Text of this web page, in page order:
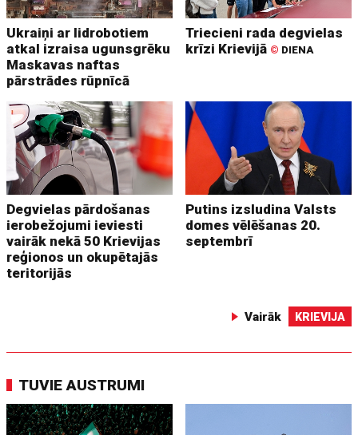
Ukraiņi ar lidrobotiem
atkal izraisa ugunsgrēku
Maskavas naftas
pārstrādes rūpnīcā
Triecieni rada degvielas
krīzi Krievijā © DIENA
Degvielas pārdošanas
ierobežojumi ieviesti
vairāk nekā 50 Krievijas
reģionos un okupētajās
teritorijās
Putins izsludina Valsts
domes vēlēšanas 20.
septembrī
Vairāk KRIEVIJA
TUVIE AUSTRUMI